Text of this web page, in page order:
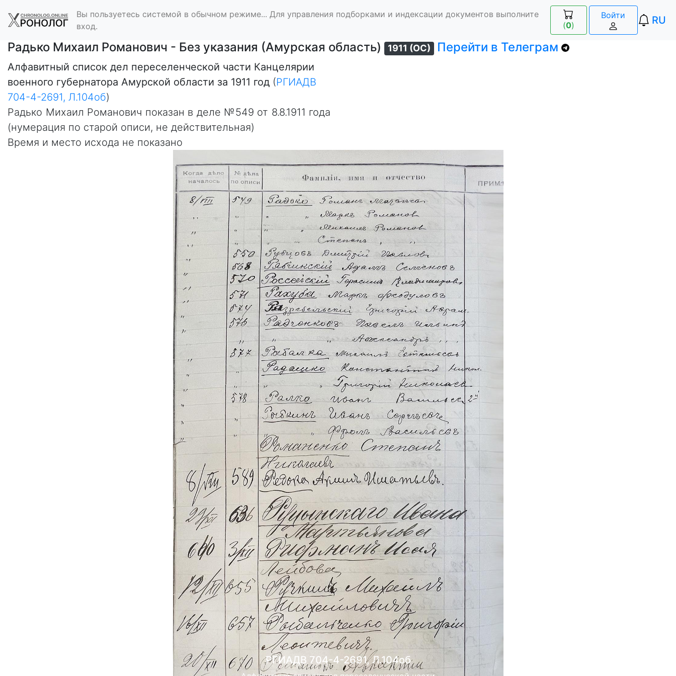
Вы пользуетесь системой в обычном режиме... Для управления подборками и индексации документов выполните
вход.
(0)
Войти RU
Радько Михаил Романович - Без указания (Амурская область) 1911 (ОС) Перейти в Телеграм
Алфавитный список дел переселенческой части Канцелярии
военного губернатора Амурской области за 1911 год (РГИАДВ
704-4-2691, Л.104об)
Радько Михаил Романович показан в деле №549 от 8.8.1911 года
(нумерация по старой описи, не действительная)
Время и место исхода не показано
РГИАДВ 704-4-2691, Л.104об